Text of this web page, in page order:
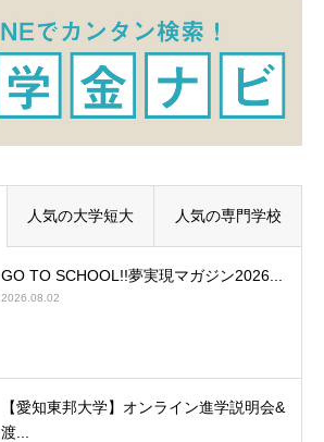
人気の大学短大 人気の専門学校
GO TO SCHOOL!!夢実現マガジン2026...
2026.08.02
【愛知東邦大学】オンライン進学説明会&
渡...